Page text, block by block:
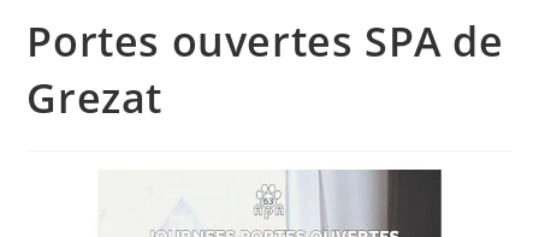
Portes ouvertes SPA de
Grezat